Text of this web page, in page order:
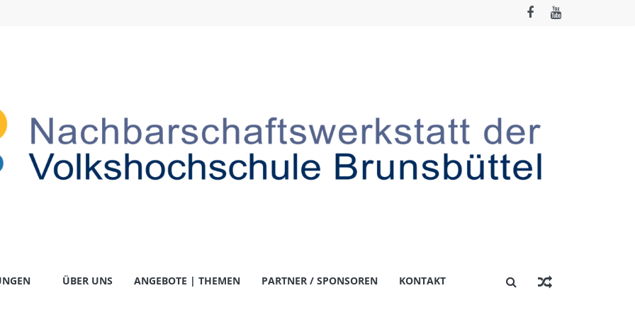
ÜBER UNS ANGEBOTE | THEMEN PARTNER / SPONSOREN KONTAKT